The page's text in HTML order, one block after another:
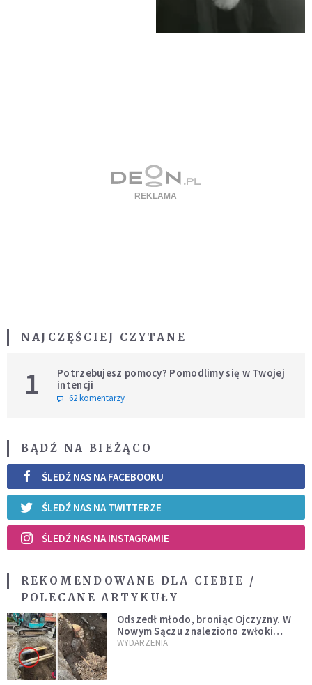
NAJCZĘŚCIEJ CZYTANE
1
Potrzebujesz pomocy? Pomodlimy się w Twojej
intencji
62 komentarzy
BĄDŹ NA BIEŻĄCO
ŚLEDŹ NAS NA FACEBOOKU
ŚLEDŹ NAS NA TWITTERZE
ŚLEDŹ NAS NA INSTAGRAMIE
REKOMENDOWANE DLA CIEBIE /
POLECANE ARTYKUŁY
Odszedł młodo, broniąc Ojczyzny. W
Nowym Sączu znaleziono zwłoki
mężczyzny z czasów potopu
WYDARZENIA